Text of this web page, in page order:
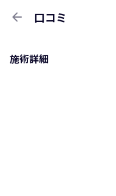
arrow_back 口コミ
施術詳細